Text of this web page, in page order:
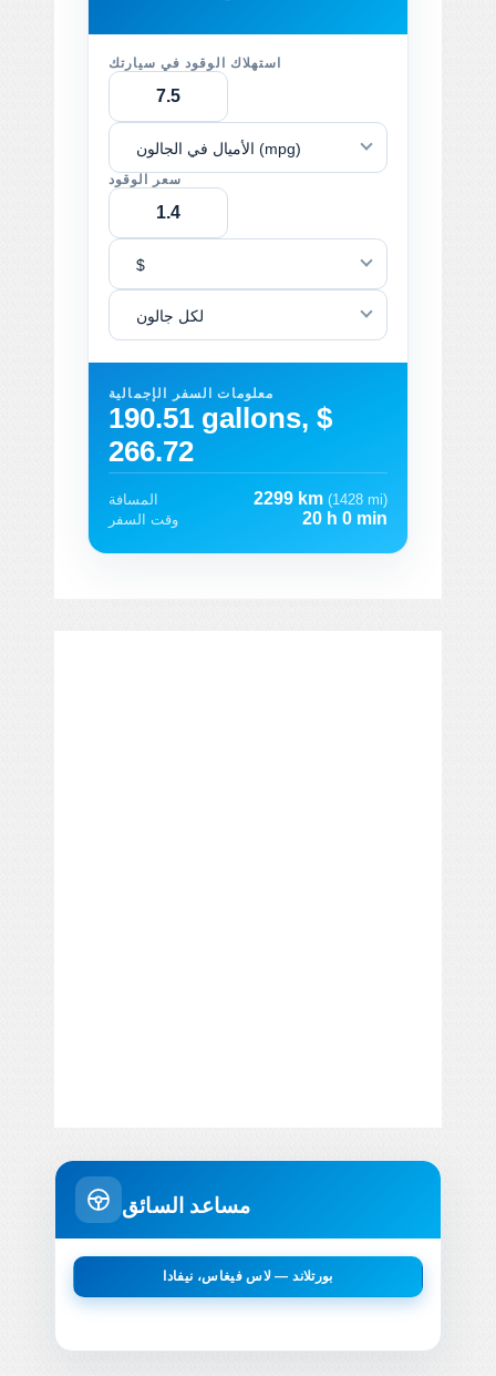
استهلاك الوقود في سيارتك
الأميال في الجالون (mpg)
سعر الوقود
$
لكل جالون
معلومات السفر الإجمالية
190.51 gallons, $
266.72
المسافة 2299 km (1428 mi)
وقت السفر
20 h 0 min
مساعد السائق
بورتلاند — لاس فيغاس، نيفادا